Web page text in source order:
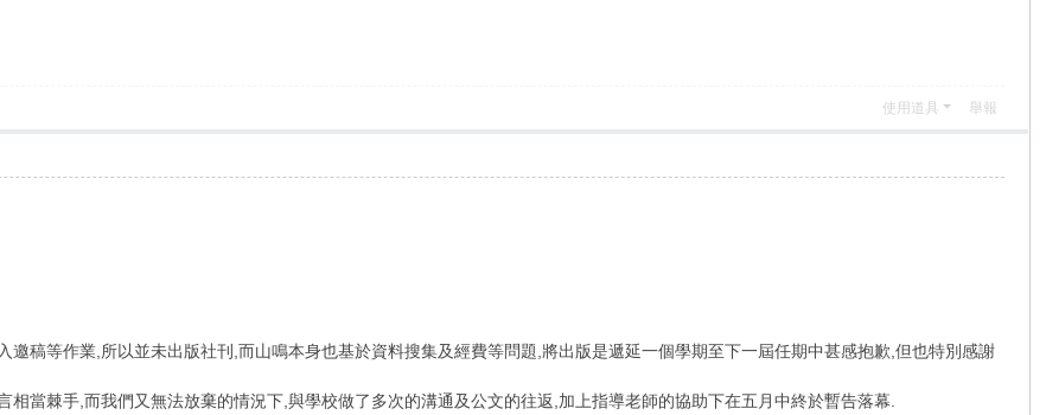
使用道具 舉報
等作業,所以並未出版社刊,而山鳴本身也基於資料搜集及經費等問題,將出版是遞延一個學期至下一屆任期中甚感抱歉,但也特別感謝
棘手,而我們又無法放棄的情況下,與學校做了多次的溝通及公文的往返,加上指導老師的協助下在五月中終於暫告落幕.